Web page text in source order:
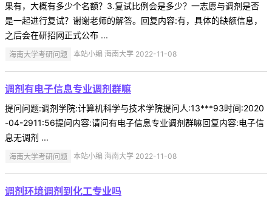
果有，大概有多少个名额？3.复试比例会是多少？一志愿与调剂是否
是一起进行复试？谢谢老师的解答。回复内容:有，具体的缺额信息，
之后会在研招网正式公布 ...
海南大学考研问题 本站小编 海南大学 2022-11-08
调剂有电子信息专业调剂群嘛
提问问题:调剂学院:计算机科学与技术学院提问人:13***93时间:2020
-04-2911:56提问内容:请问有电子信息专业调剂群嘛回复内容:电子信
息无调剂 ...
海南大学考研问题 本站小编 海南大学 2022-11-08
调剂环境调剂到化工专业吗